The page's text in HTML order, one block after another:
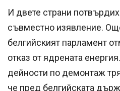
И двете страни
съвместно изявление.
белгийският парламент
отказ от ядрената
дейности по демонтаж
че пред белгийската